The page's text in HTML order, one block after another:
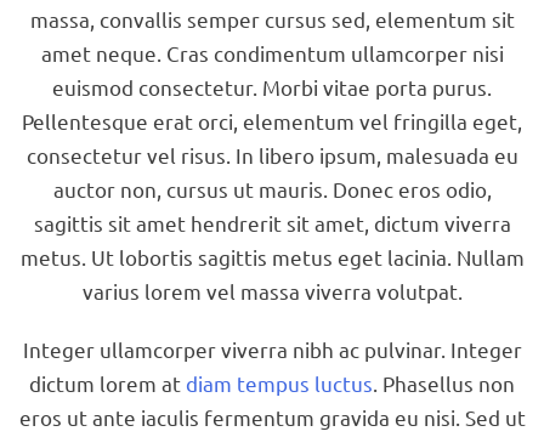
massa, convallis semper cursus sed, elementum sit
amet neque. Cras condimentum ullamcorper nisi
euismod consectetur. Morbi vitae porta purus.
Pellentesque erat orci, elementum vel fringilla eget,
consectetur vel risus. In libero ipsum, malesuada eu
auctor non, cursus ut mauris. Donec eros odio,
sagittis sit amet hendrerit sit amet, dictum viverra
metus. Ut lobortis sagittis metus eget lacinia. Nullam
varius lorem vel massa viverra volutpat.
Integer ullamcorper viverra nibh ac pulvinar. Integer
dictum lorem at diam tempus luctus . Phasellus non
eros ut ante iaculis fermentum gravida eu nisi. Sed ut